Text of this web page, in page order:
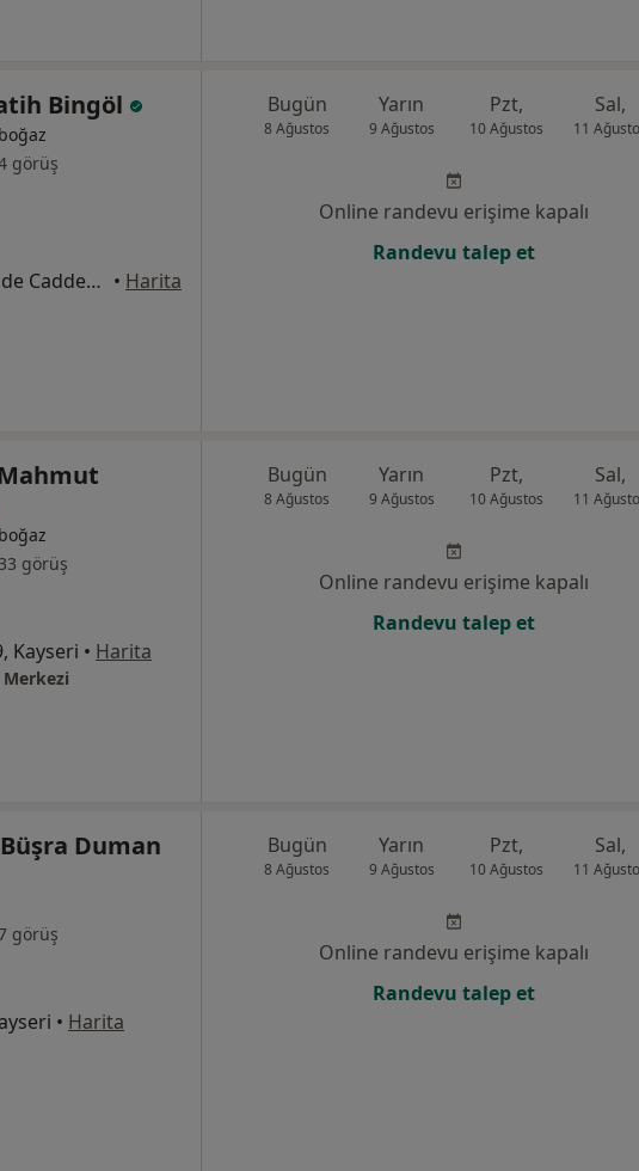
Bingöl
görüş
Tacettin Veli Mahallesi Lalezade Caddesi No:46, Melikgazi • Harita
Bugün
8 Ağustos
Yarın
9 Ağustos
Pzt,
10 Ağustos
Sal,
11
Online randevu erişime kapalı
Randevu talep et
görüş
Kayseri • Harita
Bugün
8 Ağustos
Yarın
9 Ağustos
Pzt,
10 Ağustos
Sal,
11
Online randevu erişime kapalı
Randevu talep et
Duman
görüş
• Harita
Bugün
8 Ağustos
Yarın
9 Ağustos
Pzt,
10 Ağustos
Sal,
11
Online randevu erişime kapalı
Randevu talep et